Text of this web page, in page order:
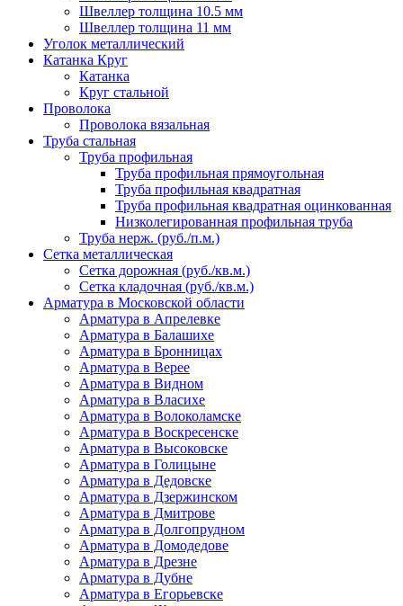
Швеллер толщина 10.5 мм
Швеллер толщина 11 мм
Уголок металлический
Катанка Круг
Катанка
Круг стальной
Проволока
Проволока вязальная
Труба стальная
Труба профильная
Труба профильная прямоугольная
Труба профильная квадратная
Труба профильная квадратная оцинкованная
Низколегированная профильная труба
Труба нерж. (руб./п.м.)
Сетка металлическая
Сетка дорожная (руб./кв.м.)
Сетка кладочная (руб./кв.м.)
Арматура в Московской области
Арматура в Апрелевке
Арматура в Балашихе
Арматура в Бронницах
Арматура в Верее
Арматура в Видном
Арматура в Власихе
Арматура в Волоколамске
Арматура в Воскресенске
Арматура в Высоковске
Арматура в Голицыне
Арматура в Дедовске
Арматура в Дзержинском
Арматура в Дмитрове
Арматура в Долгопрудном
Арматура в Домодедове
Арматура в Дрезне
Арматура в Дубне
Арматура в Егорьевске